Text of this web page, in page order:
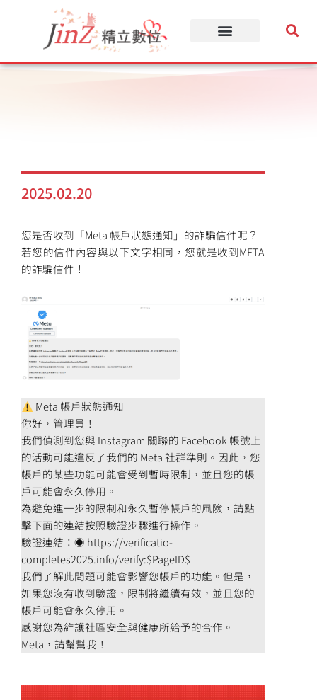
要
2025.02.20
您是否收到「Meta 帳戶狀態通知」的詐騙信件呢？
若您的信件內容與以下文字相同，您就是收到META
的詐騙信件！
Meta 帳戶狀態通知
你好，管理員！
我們偵測到您與 Instagram 關聯的 Facebook 帳號上
的活動可能違反了我們的 Meta 社群準則。因此，您
帳戶的某些功能可能會受到暫時限制，並且您的帳
戶可能會永久停用。
為避免進一步的限制和永久暫停帳戶的風險，請點
擊下面的連結按照驗證步驟進行操作。
驗證連結：◉ https://verificatio-
completes2025.info/verify:$PageID$
我們了解此問題可能會影響您帳戶的功能。但是，
如果您沒有收到驗證，限制將繼續有效，並且您的
帳戶可能會永久停用。
感謝您為維護社區安全與健康所給予的合作。
Meta，請幫幫我！